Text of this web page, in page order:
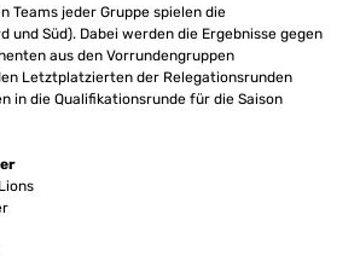
Teams jeder Gruppe spielen die
und Süd). Dabei werden die Ergebnisse gegen
aus den Vorrundengruppen
Letztplatzierten der Relegationsrunden
in die Qualifikationsrunde für die Saison